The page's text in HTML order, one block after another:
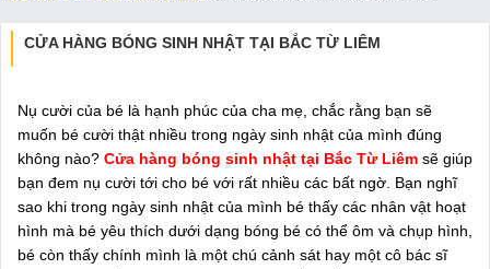
CỬA HÀNG BÓNG SINH NHẬT TẠI BẮC TỪ LIÊM
Nụ cười của bé là hạnh phúc của cha mẹ, chắc rằng bạn sẽ
muốn bé cười thật nhiều trong ngày sinh nhật của mình đúng
không nào? Cửa hàng bóng sinh nhật tại Bắc Từ Liêm sẽ giúp
bạn đem nụ cười tới cho bé với rất nhiều các bất ngờ. Bạn nghĩ
sao khi trong ngày sinh nhật của mình bé thấy các nhân vật hoạt
hình mà bé yêu thích dưới dạng bóng bé có thể ôm và chụp hình,
bé còn thấy chính mình là một chú cảnh sát hay một cô bác sĩ